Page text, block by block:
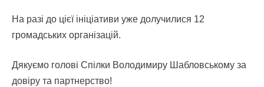
На разі до цієї ініціативи уже долучилися 12
громадських організацій.
Дякуємо голові Спілки Володимиру Шабловському за
довіру та партнерство!